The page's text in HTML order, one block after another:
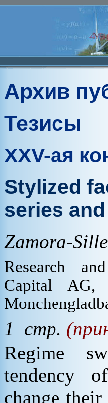
Архив
Тезисы
XXV-ая
Stylized
series
Zamora-
Research
Capital AG,
1 стр.
Regime
tendency
change